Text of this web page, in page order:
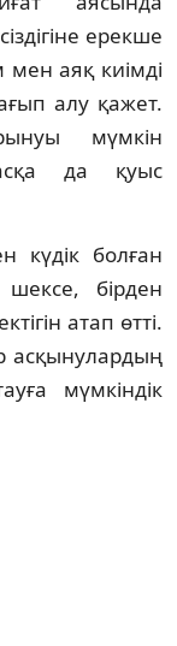
ерекше
мен аяқ киімді
алу қажет.
мүмкін
да қуыс
күдік болған
бірден
атап өтті.
асқынулардың
мүмкіндік